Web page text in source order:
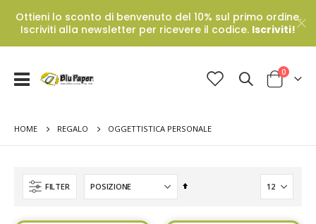
Ottieni lo sconto di benvenuto del 10% sul primo ordine.
Iscriviti alla newsletter per ricevere il codice. Iscriviti!
Toggle
Cart
0Prodotti
HOME REGALO OGGETTISTICA PERSONALE
FILTER
Set